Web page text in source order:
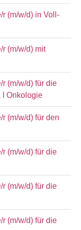
(m/w/d) in Voll-
(m/w/d) mit
(m/w/d) für die
I Onkologie
(m/w/d) für den
(m/w/d) für die
(m/w/d) für die
(m/w/d) für die